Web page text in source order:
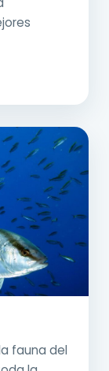
fauna del